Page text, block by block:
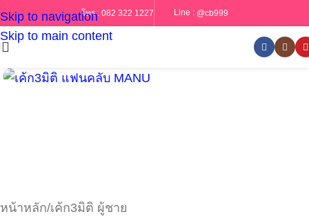
Skip to navigation
Skip to main content
โทร : 082 322 1227 Line : @cb999
หน้าหลัก/เค้ก3มิติ ผู้ชาย